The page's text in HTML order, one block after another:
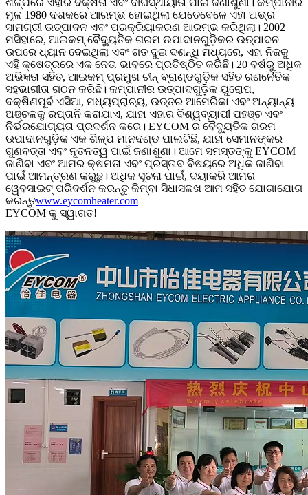
ଶିଳ୍ପରେ ଏହାର ଦକ୍ଷତା ଏବଂ ଦୀର୍ଘସ୍ଥାୟୀତା ପାଇଁ ଜଣାଶୁଣା। କମ୍ପାନୀର
ମୂଳ 1980 ଦଶକରେ ଆରମ୍ଭ ହୋଇଥିଲା ଯେତେବେଳେ ଏହା ଅଭ୍ର
ସାମଗ୍ରୀ ଉତ୍ପାଦନ ଏବଂ ପ୍ରକ୍ରିୟାକରଣ ଆରମ୍ଭ କରିଥିଲା। 2002
ମସିହାରେ, ଆଇକମ୍ ବୈଦ୍ୟୁତିକ ଗରମ ଉପାଦାନଗୁଡ଼ିକର ଉତ୍ପାଦନ
ଉପରେ ଧ୍ୟାନ ଦେଇଥିଲା ଏବଂ ଗତ ଦୁଇ ଦଶନ୍ଧି ମଧ୍ୟରେ, ଏହା ନିଜକୁ
ଏହି କ୍ଷେତ୍ରରେ ଏକ ନେତା ଭାବରେ ପ୍ରତିଷ୍ଠିତ କରିଛି। 20 ବର୍ଷରୁ ଅଧିକ
ଅଭିଜ୍ଞତା ସହିତ, ଆଇକମ୍ ପ୍ରମୁଖ ଚୀନ୍ ବ୍ରାଣ୍ଡଗୁଡ଼ିକ ସହିତ ରଣନୈତିକ
ସହଭାଗୀତା ଗଠନ କରିଛି। କମ୍ପାନୀର ଉତ୍ପାଦଗୁଡ଼ିକ ୟୁରୋପ,
ଦକ୍ଷିଣପୂର୍ବ ଏସିଆ, ମଧ୍ୟପ୍ରାଚ୍ୟ, ଉତ୍ତର ଆମେରିକା ଏବଂ ଅନ୍ୟାନ୍ୟ
ଅଞ୍ଚଳକୁ ରପ୍ତାନି କରାଯାଏ, ଯାହା ଏହାର ବିଶ୍ୱବ୍ୟାପୀ ପହଞ୍ଚ ଏବଂ
ନିର୍ଭରଯୋଗ୍ୟତା ପ୍ରଦର୍ଶନ କରେ। EYCOM ର ବୈଦ୍ୟୁତିକ ଗରମ
ଉପାଦାନଗୁଡ଼ିକ ଏକ ଶିଳ୍ପ ମାନଦଣ୍ଡ ପାଲଟିଛି, ଯାହା ସେମାନଙ୍କର
ଗୁଣବତ୍ତା ଏବଂ ନୂତନତ୍ୱ ପାଇଁ ଜଣାଶୁଣା। ଆମେ ସମସ୍ତଙ୍କୁ EYCOM
ଜାଣିବା ଏବଂ ଆମର କ୍ଷମତା ଏବଂ ପ୍ରସ୍ତାବ ବିଷୟରେ ଅଧିକ ଜାଣିବା
ପାଇଁ ଆମନ୍ତ୍ରଣ କରୁଛୁ। ଅଧିକ ସୂଚନା ପାଇଁ, ଦୟାକରି ଆମର
ୱେବସାଇଟ୍ ପରିଦର୍ଶନ କରନ୍ତୁ କିମ୍ବା ସିଧାସଳଖ ଆମ ସହିତ ଯୋଗାଯୋଗ
କରନ୍ତୁwww.eycomheater.com
EYCOM କୁ ସ୍ୱାଗତ!